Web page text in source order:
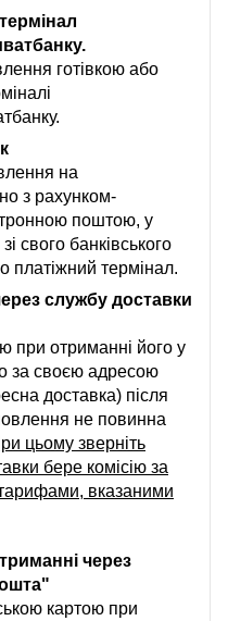
готівкою або
на
з рахунком-
поштою, у
свого банківського
платіжний термінал.
службу доставки
при отриманні його у
за своєю адресою
доставка) після
не повинна
цьому зверніть
бере комісію за
вказаними
через
картою при